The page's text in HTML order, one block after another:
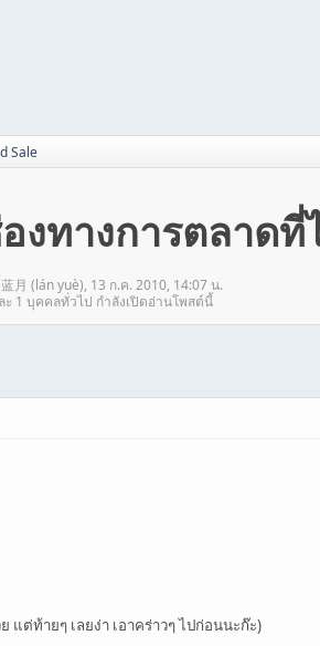
Sale
งทางการตลาดที่
月 (lán yuè), 13 ก.ค. 2010, 14:07 น.
ะ 1 บุคคลทั่วไป กำลังเปิดอ่านโพสต์นี้
แต่ท้ายๆ เลยง่า เอาคร่าวๆ ไปก่อนนะก๊ะ)